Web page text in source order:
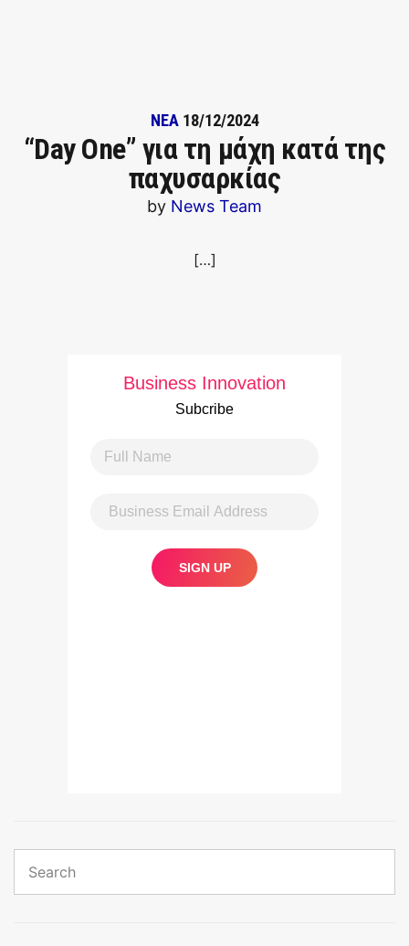
ΝΕΑ 18/12/2024
“Day One” για τη μάχη κατά της
παχυσαρκίας
by News Team
[…]
Business Innovation
Subcribe
for: